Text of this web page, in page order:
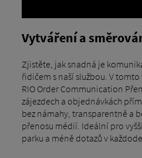
Vytváření a
Zjistěte, jak snadná je
řidičem s naší službou. V
RIO Order Communication
zájezdech a objednávkách
bez námahy, transparentně a
přenosu médií. Ideální pro
parku a méně dotazů v